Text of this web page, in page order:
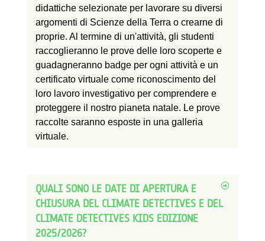
didattiche selezionate per lavorare su diversi
argomenti di Scienze della Terra o crearne di
proprie. Al termine di un'attività, gli studenti
raccoglieranno le prove delle loro scoperte e
guadagneranno badge per ogni attività e un
certificato virtuale come riconoscimento del
loro lavoro investigativo per comprendere e
proteggere il nostro pianeta natale. Le prove
raccolte saranno esposte in una galleria
virtuale.
QUALI SONO LE DATE DI APERTURA E
CHIUSURA DEL CLIMATE DETECTIVES E DEL
CLIMATE DETECTIVES KIDS EDIZIONE
2025/2026?